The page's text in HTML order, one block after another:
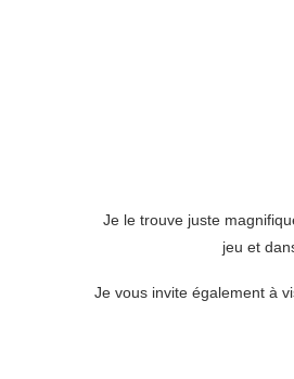
Je le trouve juste
jeu et
Je vous invite également à